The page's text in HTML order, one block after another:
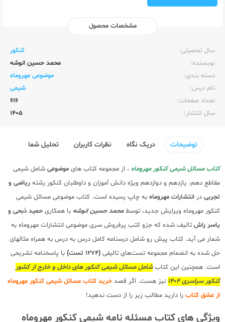
مشخصات محصول
سال تحصیلی:‌
کنکور
نویسنده:‌
محمد حسین انوشه
دسته بندی:
موضوعی مهروماه
نام درس:
شیمی
تعداد صفحات:‌
616
سال انتشار:‌
1405
توضیحات دریک نگاه نظرات کاربران تحلیل شما
کتاب مسائل شیمی کنکور مهروماه ، از مجموعه کتاب های موضوعی شامل شیمی
مقاطع دهم، یازدهم و دوازدهم ویژه دانش آموزان و داوطلبان کنکور رشته ریاضی و
تجربی در انتشارات مهروماه به چاپ رسیده است. کتاب موضوعی مسائل شیمی
کنکور مهروماه ویرایش جدید، توسطمحمد حسین انوشه با همکاری حمید ذبحی و
یاسر راش تالیف شده که جزو کتب پرفروش سری موضوعی انتشارات مهروماه به
شمار می آید. کتاب پیش رو شامل درسنامه کامل درس به درس به همراه مثالهای
حل شده به انضمام مجموعه تست‌های تالیفی (1274 تست)
با پاسخنامه تشریحی
است. همچنین این کتابشامل مسائل شیمی کنکور های داخل و خارج از کشور
کنکور سراسری 1404
نیز هست. اگر قصد خرید کتاب مسائل شیمی کنکور مهروماه
از عشق کتاب را دارید مطالب زیر را از دست ندهید!
ویژگی های کتاب مسئله نامه شیمی کنکور مهروماه